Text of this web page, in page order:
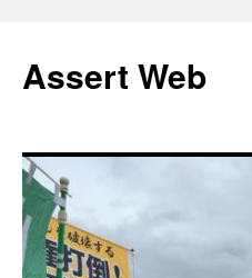
テ
ン
ス
キ
ッ
プ
Assert Web